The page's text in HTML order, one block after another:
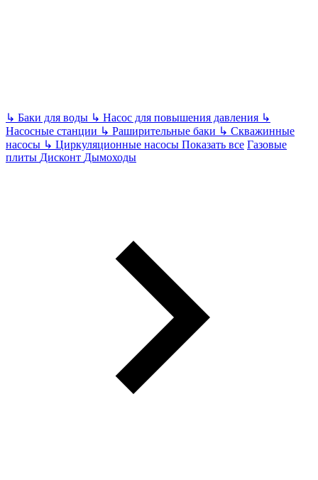
↳ Баки для воды ↳ Насос для повышения давления ↳
Насосные станции ↳ Раширительные баки ↳ Скважинные
насосы ↳ Циркуляционные насосы Показать все Газовые
плиты Дисконт Дымоходы